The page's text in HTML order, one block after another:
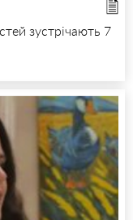
зустрічають 7